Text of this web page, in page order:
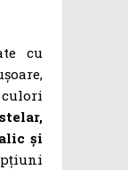
cu
și